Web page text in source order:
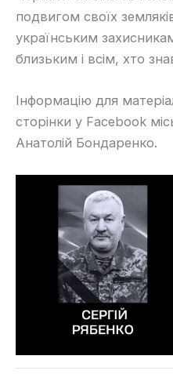
подвигом своїх
українським
близьким і всім, хто
Інформацію для
сторінки у Facebook
Анатолій Бондаренко.